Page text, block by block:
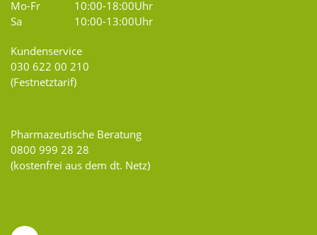
Mo-Fr
10:00-18:00Uhr
Sa
10:00-13:00Uhr
Kundenservice
030 622 00 210
(Festnetztarif)
Pharmazeutische Beratung
0800 999 28 28
(kostenfrei aus dem dt. Netz)